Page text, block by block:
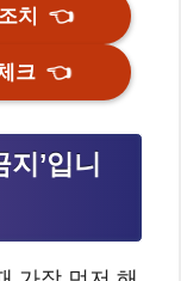
조치👈
체크👈
’입니